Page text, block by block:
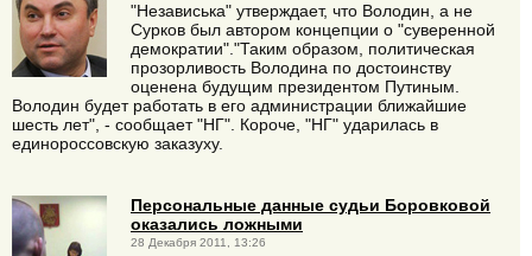
"Независька" утверждает, что Володин, а не
Сурков был автором концепции о "суверенной
демократии"."Таким образом, политическая
прозорливость Володина по достоинству
оценена будущим президентом Путиным.
Володин будет работать в его администрации ближайшие
шесть лет", - сообщает "НГ". Короче, "НГ" ударилась в
единороссовскую заказуху.
Персональные данные судьи Боровковой
оказались ложными
28 Декабря 2011, 13:26